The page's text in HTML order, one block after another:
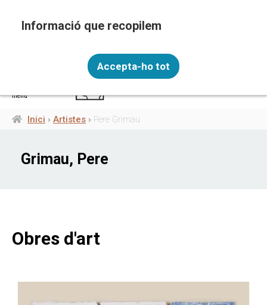
contingut
menú
Inici Artistes Pere Grimau
Grimau, Pere
Obres d'art
personal amb les següents finalitats: Funcionalitat,
Accepta-ho tot